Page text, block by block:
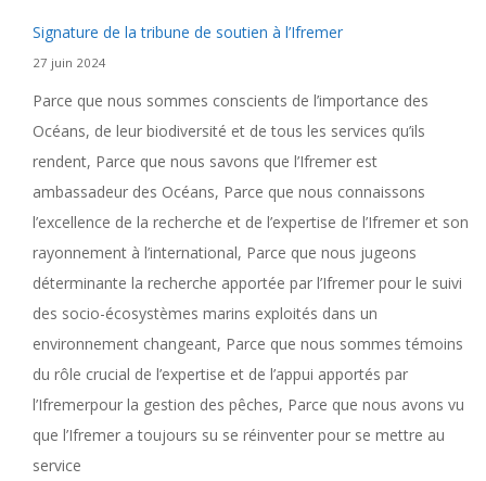
Signature de la tribune de soutien à l’Ifremer
27 juin 2024
Parce que nous sommes conscients de l’importance des
Océans, de leur biodiversité et de tous les services qu’ils
rendent, Parce que nous savons que l’Ifremer est
ambassadeur des Océans, Parce que nous connaissons
l’excellence de la recherche et de l’expertise de l’Ifremer et son
rayonnement à l’international, Parce que nous jugeons
déterminante la recherche apportée par l’Ifremer pour le suivi
des socio-écosystèmes marins exploités dans un
environnement changeant, Parce que nous sommes témoins
du rôle crucial de l’expertise et de l’appui apportés par
l’Ifremerpour la gestion des pêches, Parce que nous avons vu
que l’Ifremer a toujours su se réinventer pour se mettre au
service